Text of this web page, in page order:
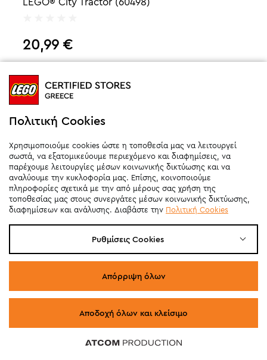
20,99 €
LEGO® City 4X4 Off-Road Mountain Truck
Πολιτική Cookies
Χρησιμοποιούμε cookies ώστε η τοποθεσία μας να λειτουργεί
σωστά, να εξατομικεύουμε περιεχόμενο και διαφημίσεις, να
παρέχουμε λειτουργίες μέσων κοινωνικής δικτύωσης και να
αναλύουμε την κυκλοφορία μας. Επίσης, κοινοποιούμε
πληροφορίες σχετικά με την από μέρους σας χρήση της
τοποθεσίας μας στους συνεργάτες μέσων κοινωνικής δικτύωσης,
διαφημίσεων και ανάλυσης. Διαβάστε την Πολιτική Cookies
Ρυθμίσεις Cookies
Απόρριψη όλων
Αποδοχή όλων και κλείσιμο